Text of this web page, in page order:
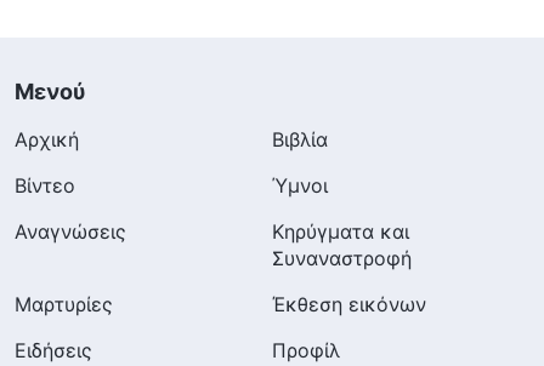
Μενού
Αρχική
Βιβλία
Βίντεο
Ύμνοι
Αναγνώσεις
Κηρύγματα και
Συναναστροφή
Μαρτυρίες
Έκθεση εικόνων
Ειδήσεις
Προφίλ